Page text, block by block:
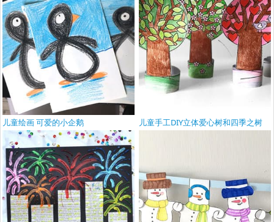
儿童绘画 可爱的小企鹅 儿童手工DIY立体爱心树和四季之树